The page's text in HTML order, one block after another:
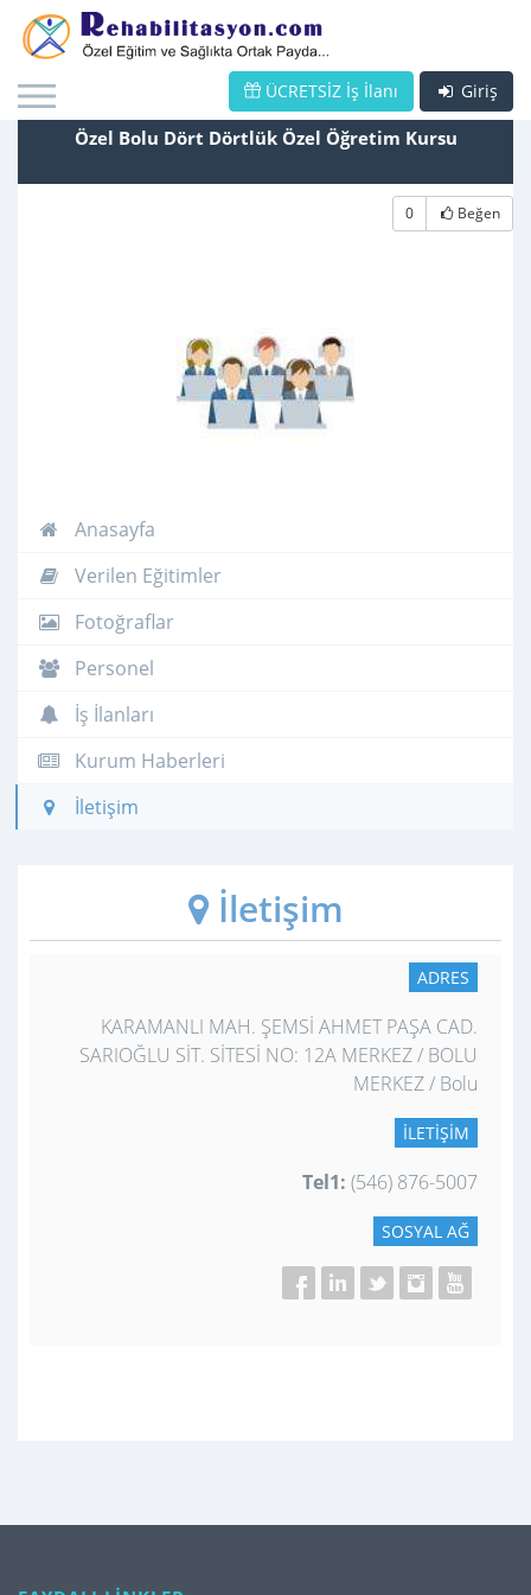
Giriş
ÜCRETSİZ İş İlanı
Özel Bolu Dört Dörtlük Özel Öğretim Kursu
0 Beğen
Anasayfa
Verilen Eğitimler
Fotoğraflar
Personel
İş İlanları
Kurum Haberleri
İletişim
İletişim
ADRES
KARAMANLI MAH. ŞEMSİ AHMET PAŞA CAD.
SARIOĞLU SİT. SİTESİ NO: 12A MERKEZ / BOLU
MERKEZ / Bolu
İLETIŞIM
Tel1: (546) 876-5007
SOSYAL AĞ